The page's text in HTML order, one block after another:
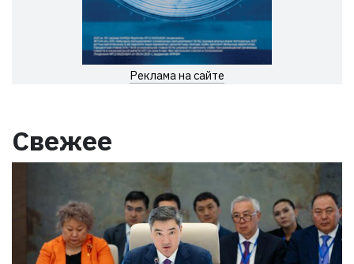
Реклама на сайте
Свежее